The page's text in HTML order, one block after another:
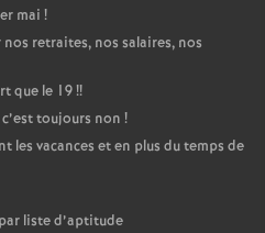
mai !
retraites, nos salaires, nos
que le 19!!
toujours non !
vacances et en plus du temps de
liste d’aptitude